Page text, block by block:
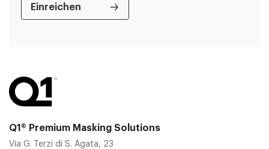
Q1® Premium Masking Solutions
Via G. Terzi di S. Agata, 23